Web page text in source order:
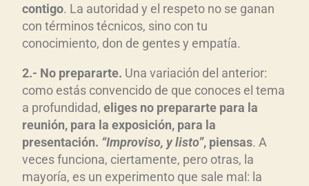
contigo. La autoridad y el respeto no se ganan
con términos técnicos, sino con tu
conocimiento, don de gentes y empatía.
2.- No prepararte. Una variación del anterior:
como estás convencido de que conoces el tema
a profundidad, eliges no prepararte para la
reunión, para la exposición, para la
presentación. “Improviso, y listo”, piensas. A
veces funciona, ciertamente, pero otras, la
mayoría, es un experimento que sale mal: la